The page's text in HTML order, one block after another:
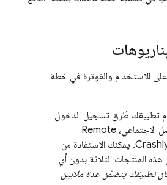
الاستخدام والفوترة في خطة
يستخدم تطبيقك طُرق تسجيل الدخول
الاجتماعي، Remote
. يمكنك الاستفادة من
المنتجات الثلاثة بدون أي
تطبيقك يتضمّن عدة ملايين